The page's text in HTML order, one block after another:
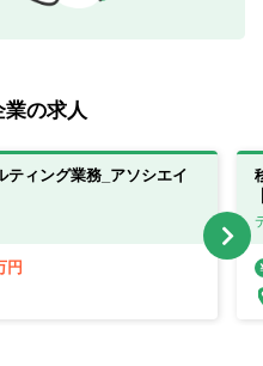
業の求人
ティング業務_アソシエイ
円